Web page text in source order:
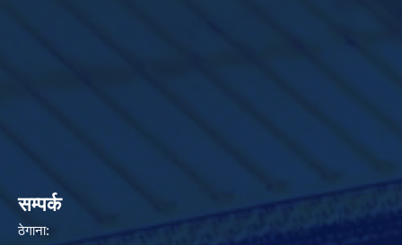
सम्पर्क
ठेगाना: